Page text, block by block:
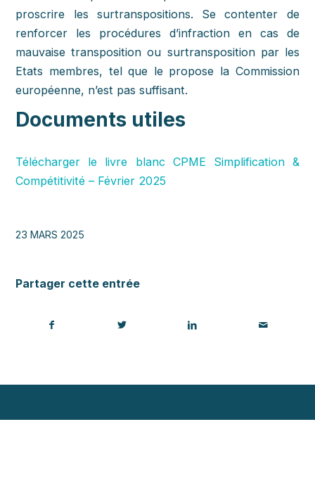
proscrire les surtranspositions. Se contenter de
renforcer les procédures d’infraction en cas de
mauvaise transposition ou surtransposition par les
Etats membres, tel que le propose la Commission
européenne, n’est pas suffisant.
Documents utiles
Télécharger le livre blanc CPME Simplification &
Compétitivité – Février 2025
23 MARS 2025
Partager cette entrée